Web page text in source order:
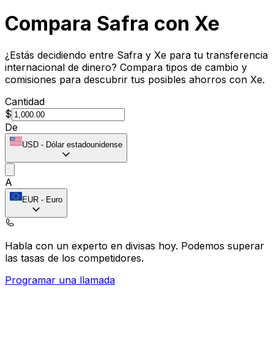
Compara Safra con Xe
¿Estás decidiendo entre Safra y Xe para tu transferencia
internacional de dinero? Compara tipos de cambio y
comisiones para descubrir tus posibles ahorros con Xe.
Cantidad
$
De
USD - Dólar estadounidense
A
EUR - Euro
Habla con un experto en divisas hoy. Podemos superar
las tasas de los competidores.
Programar una llamada